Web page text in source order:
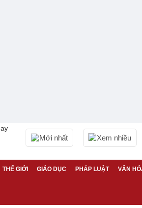
Mới nhất Xem nhiều
THẾ GIỚI GIÁO DỤC PHÁP LUẬT VĂN